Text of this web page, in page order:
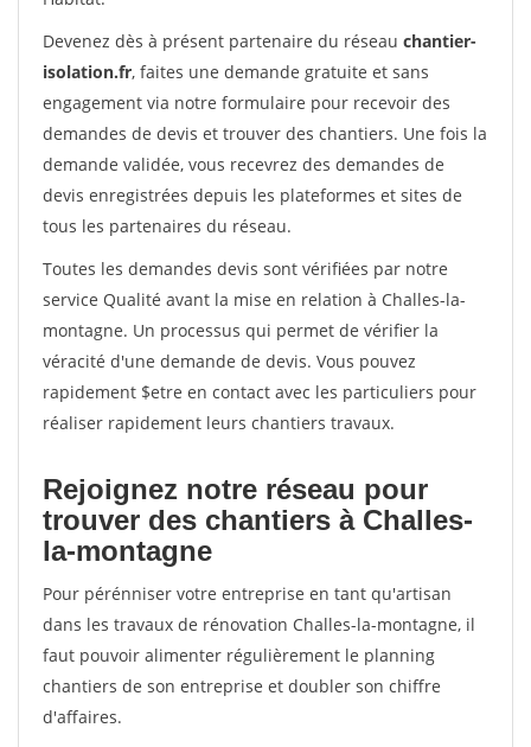
Devenez dès à présent partenaire du réseau chantier-
isolation.fr, faites une demande gratuite et sans
engagement via notre formulaire pour recevoir des
demandes de devis et trouver des chantiers. Une fois la
demande validée, vous recevrez des demandes de
devis enregistrées depuis les plateformes et sites de
tous les partenaires du réseau.
Toutes les demandes devis sont vérifiées par notre
service Qualité avant la mise en relation à Challes-la-
montagne. Un processus qui permet de vérifier la
véracité d'une demande de devis. Vous pouvez
rapidement $etre en contact avec les particuliers pour
réaliser rapidement leurs chantiers travaux.
Rejoignez notre réseau pour
trouver des chantiers à Challes-
la-montagne
Pour pérénniser votre entreprise en tant qu'artisan
dans les travaux de rénovation Challes-la-montagne, il
faut pouvoir alimenter régulièrement le planning
chantiers de son entreprise et doubler son chiffre
d'affaires.